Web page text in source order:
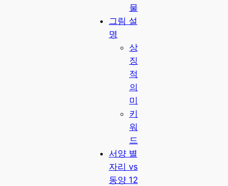
물
그림 설
명
상
징
적
의
미
키
워
드
서양 별
자리 vs
동양 12